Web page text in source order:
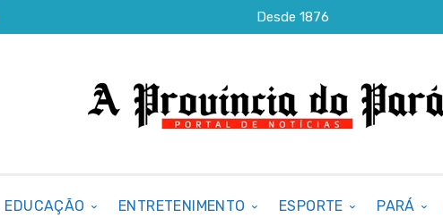
Desde 1876
EDUCAÇÃO ENTRETENIMENTO ESPORTE PARÁ